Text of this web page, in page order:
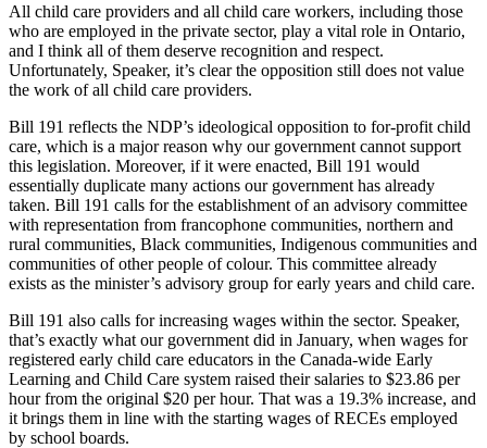
All child care providers and all child care workers, including those
who are employed in the private sector, play a vital role in Ontario,
and I think all of them deserve recognition and respect.
Unfortunately, Speaker, it’s clear the opposition still does not value
the work of all child care providers.
Bill 191 reflects the NDP’s ideological opposition to for-profit child
care, which is a major reason why our government cannot support
this legislation. Moreover, if it were enacted, Bill 191 would
essentially duplicate many actions our government has already
taken. Bill 191 calls for the establishment of an advisory committee
with representation from francophone communities, northern and
rural communities, Black communities, Indigenous communities and
communities of other people of colour. This committee already
exists as the minister’s advisory group for early years and child care.
Bill 191 also calls for increasing wages within the sector. Speaker,
that’s exactly what our government did in January, when wages for
registered early child care educators in the Canada-wide Early
Learning and Child Care system raised their salaries to $23.86 per
hour from the original $20 per hour. That was a 19.3% increase, and
it brings them in line with the starting wages of RECEs employed
by school boards.